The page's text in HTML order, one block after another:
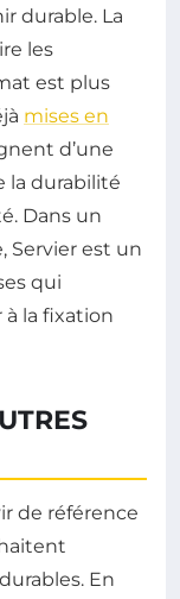
durable. La
les
est plus
mises en
d’une
la durabilité
Dans un
Servier est un
qui
la fixation
de référence
En